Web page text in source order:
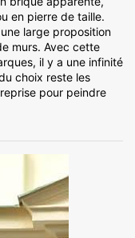
en pierre de taille.
large proposition
murs. Avec cette
il y a une infinité
choix reste les
pour peindre